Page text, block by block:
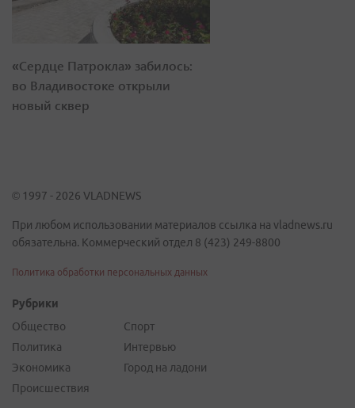
«Сердце Патрокла» забилось:
во Владивостоке открыли
новый сквер
© 1997 - 2026 VLADNEWS
При любом использовании материалов ссылка на vladnews.ru
обязательна. Коммерческий отдел 8 (423) 249-8800
Политика обработки персональных данных
Рубрики
Общество
Политика
Экономика
Происшествия
Спорт
Интервью
Город на ладони